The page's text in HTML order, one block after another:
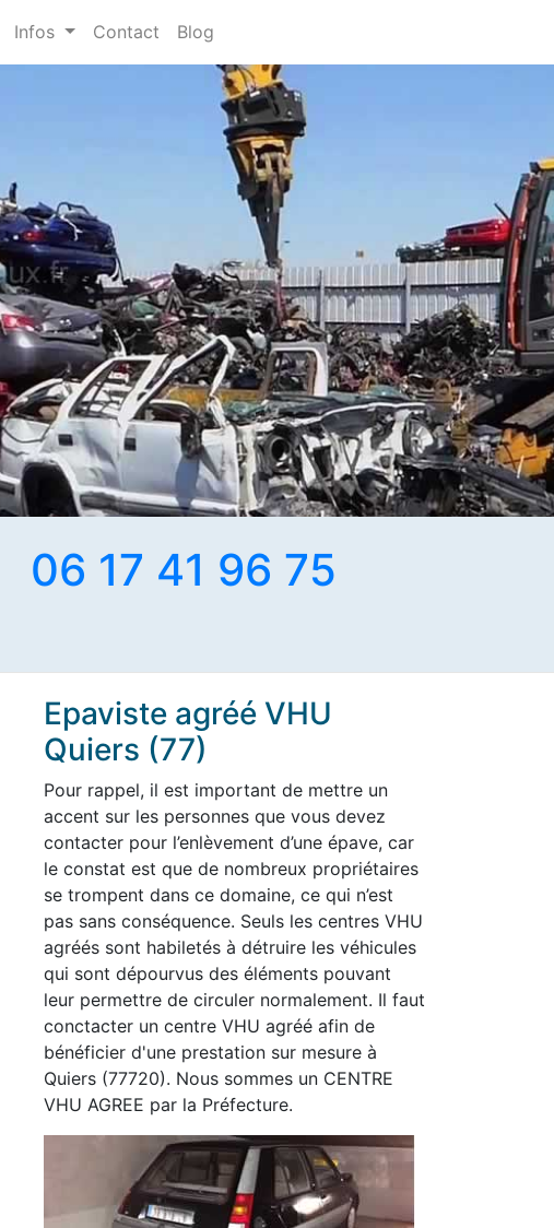
Infos Contact Blog
06 17 41 96 75
Epaviste agréé VHU
Quiers (77)
Pour rappel, il est important de mettre un
accent sur les personnes que vous devez
contacter pour l’enlèvement d’une épave, car
le constat est que de nombreux propriétaires
se trompent dans ce domaine, ce qui n’est
pas sans conséquence. Seuls les centres VHU
agréés sont habiletés à détruire les véhicules
qui sont dépourvus des éléments pouvant
leur permettre de circuler normalement. Il faut
conctacter un centre VHU agréé afin de
bénéficier d'une prestation sur mesure à
Quiers (77720). Nous sommes un CENTRE
VHU AGREE par la Préfecture.